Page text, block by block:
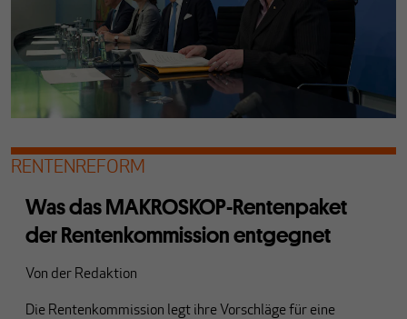
RENTENREFORM
Was das MAKROSKOP-Rentenpaket
der Rentenkommission entgegnet
Von der Redaktion
Die Rentenkommission legt ihre Vorschläge für eine